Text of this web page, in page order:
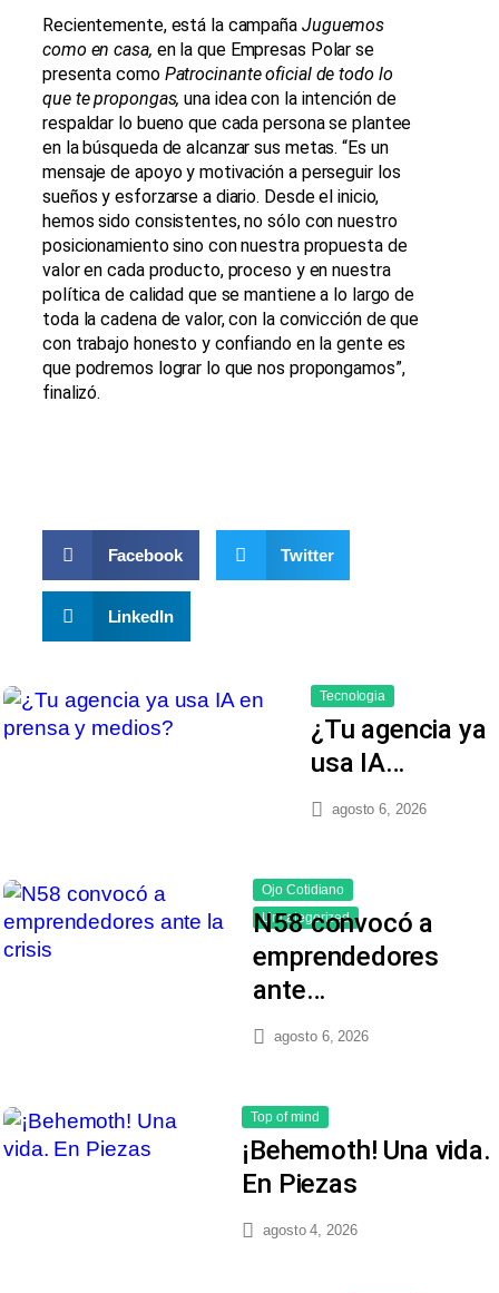
Recientemente, está la campaña Juguemos
como en casa, en la que Empresas Polar se
presenta como Patrocinante oficial de todo lo
que te propongas,una idea con la intención de
respaldar lo bueno que cada persona se plantee
en la búsqueda de alcanzar sus metas. “Es un
mensaje de apoyo y motivación a perseguir los
sueños y esforzarse a diario. Desde el inicio,
hemos sido consistentes, no sólo con nuestro
posicionamiento sino con nuestra propuesta de
valor en cada producto, proceso y en nuestra
política de calidad que se mantiene a lo largo de
toda la cadena de valor, con la convicción de que
con trabajo honesto y confiando en la gente es
que podremos lograr lo que nos propongamos”,
finalizó.
Facebook Twitter
LinkedIn
Tecnologia
¿Tu agencia ya
usa IA…
agosto 6, 2026
Ojo Cotidiano
Uncategorized
N58 convocó a
emprendedores
ante…
agosto 6, 2026
Top of mind
¡Behemoth! Una vida.
En Piezas
agosto 4, 2026